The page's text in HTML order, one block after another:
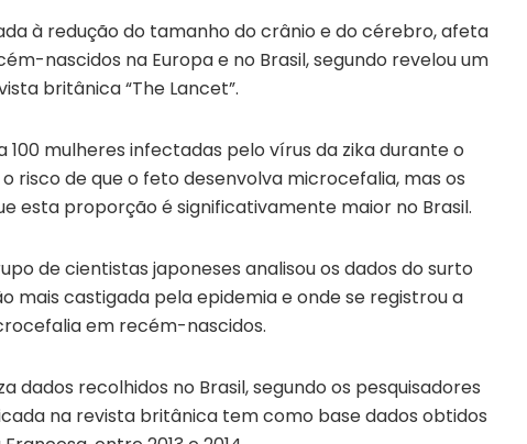
à redução do tamanho do crânio e do cérebro, afeta
nascidos na Europa e no Brasil, segundo revelou um
britânica “The Lancet”.
100 mulheres infectadas pelo vírus da zika durante o
risco de que o feto desenvolva microcefalia, mas os
esta proporção é significativamente maior no Brasil.
de cientistas japoneses analisou os dados do surto
mais castigada pela epidemia e onde se registrou a
em recém-nascidos.
dados recolhidos no Brasil, segundo os pesquisadores
na revista britânica tem como base dados obtidos